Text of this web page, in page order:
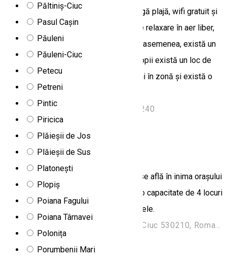
Păltiniș-Ciuc
Pasul Cașin
Păuleni
Păuleni-Ciuc
Petecu
Petreni
Pintic
Piricica
Plăieșii de Jos
Plăieșii de Sus
Platonești
Plopiș
Poiana Fagului
Poiana Târnavei
Polonița
Porumbenii Mari
Salt Holiday din Praid oferă cazare, lângă plajă, wifi gratuit și
parcare privată. Camerele au o zonă de relaxare în aer liber,
un TV cu ecran plat și o baie cu duș. De asemenea, există un
frigider și o mașină de cafea. Pentru copii există un loc de
joacă. Oaspeții pot face drumeții și schi în zonă și există o
grădină în incintă.
Tanórok 1158, Parajd, Romania, 537240
Apartament
Apartament San Gennaro
Apartamentul de închiriat San Gennaro se află în inima orașului
Miercurea Ciuc. Unitatea de cazare cu o capacitate de 4 locuri
oferă cazare și masă în condiții de 3 stele.
Strada Petőfi Sándor 15, Miercurea Ciuc 530210, Romania